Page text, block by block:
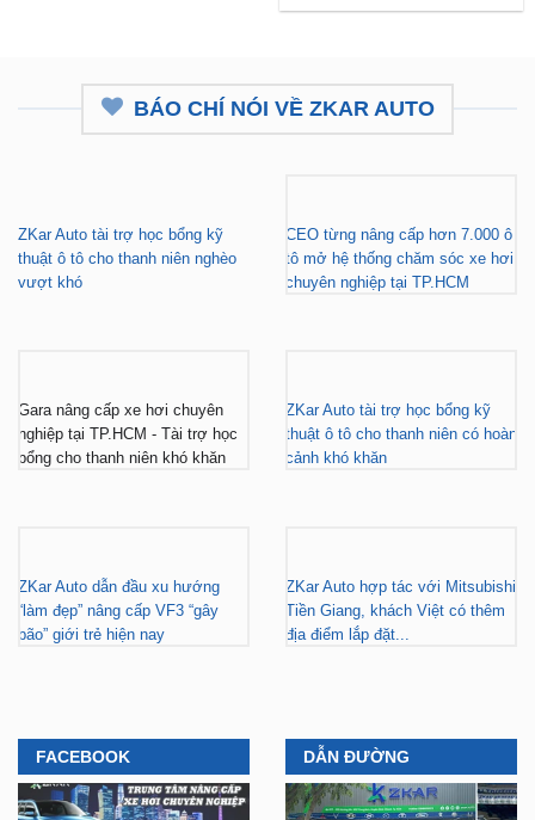
₫12,500,000.
BÁO CHÍ NÓI VỀ ZKAR AUTO
ZKar Auto tài trợ học bổng kỹ
thuật ô tô cho thanh niên nghèo
vượt khó
CEO từng nâng cấp hơn 7.000 ô
tô mở hệ thống chăm sóc xe hơi
chuyên nghiệp tại TP.HCM
Gara nâng cấp xe hơi chuyên
nghiệp tại TP.HCM - Tài trợ học
bổng cho thanh niên khó khăn
ZKar Auto tài trợ học bổng kỹ
thuật ô tô cho thanh niên có hoàn
cảnh khó khăn
ZKar Auto dẫn đầu xu hướng
“làm đẹp” nâng cấp VF3 “gây
bão” giới trẻ hiện nay
ZKar Auto hợp tác với Mitsubishi
Tiền Giang, khách Việt có thêm
địa điểm lắp đặt...
FACEBOOK DẪN ĐƯỜNG